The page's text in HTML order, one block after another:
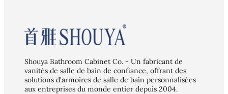
Shouya Bathroom Cabinet Co. - Un fabricant de
vanités de salle de bain de confiance, offrant des
solutions d'armoires de salle de bain personnalisées
aux entreprises du monde entier depuis 2004.